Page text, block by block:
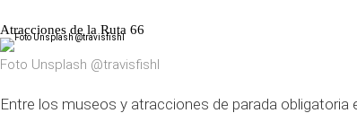
Atracciones de la Ruta 66
Foto Unsplash @travisfishl
Entre los museos y atracciones de parada obligatoria